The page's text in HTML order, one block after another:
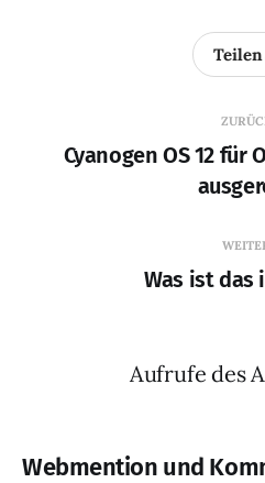
Cyanogen OS 12 für
Teilen
Was ist das
Aufrufe des
Webmention und